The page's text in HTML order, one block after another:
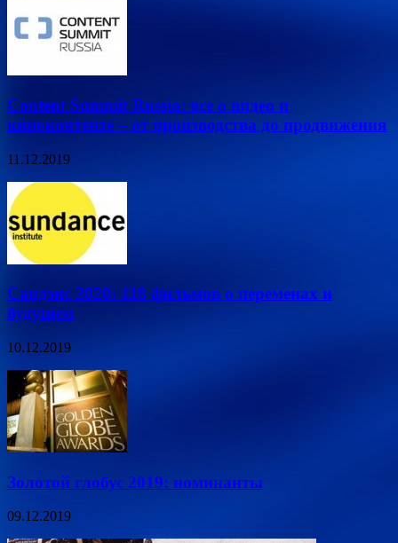
Content Summit Russia: все о видео и
киноконтенте – от производства до продвижения
11.12.2019
Сандэнс 2020: 118 фильмов о переменах и
будущем
10.12.2019
Золотой глобус 2019: номинанты
09.12.2019